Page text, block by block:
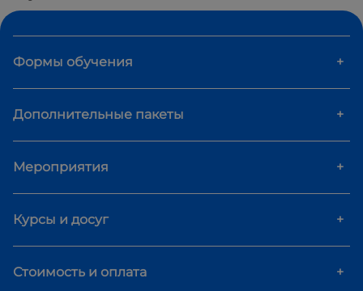
Формы обучения +
Дополнительные пакеты +
Мероприятия +
Курсы и досуг +
Стоимость и оплата +